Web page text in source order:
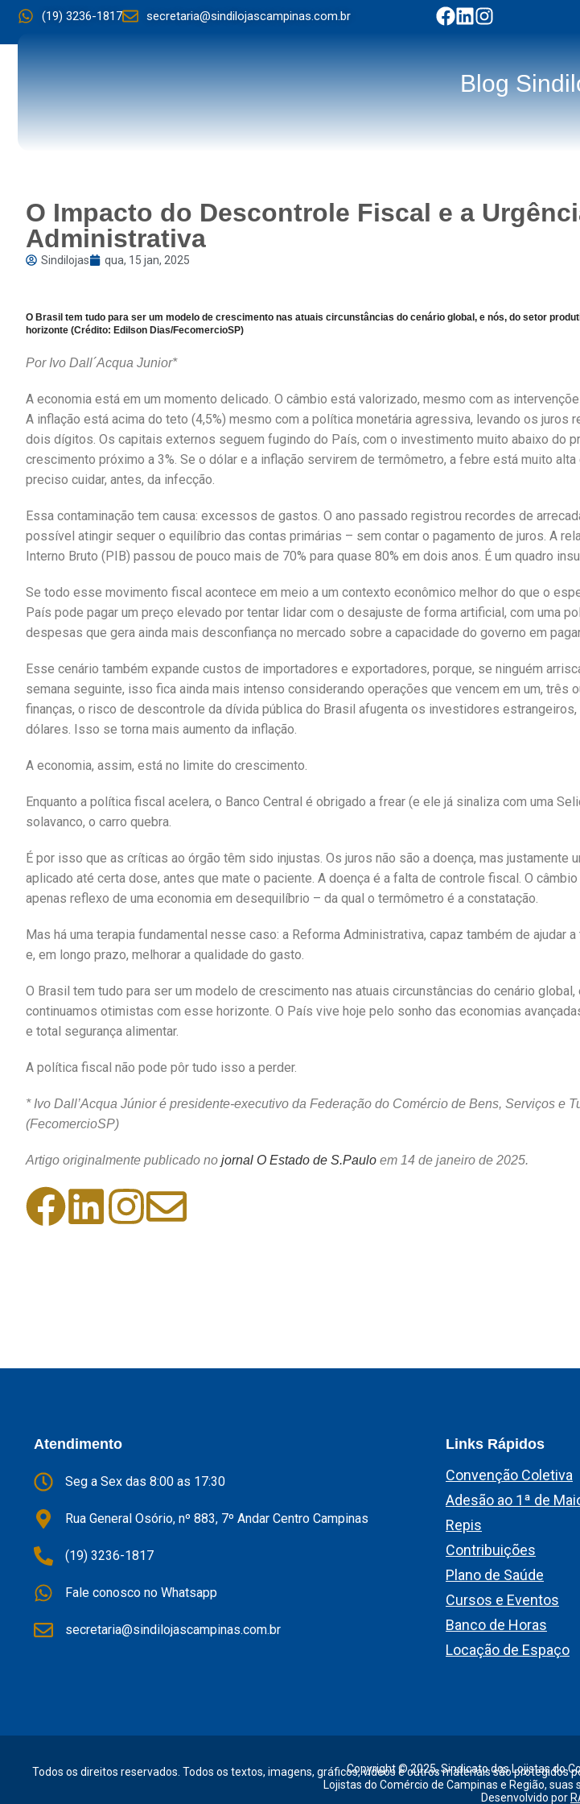
(19) 3236-1817 secretaria@sindilojascampinas.com.br
Blog
O Impacto do Descontrole Fiscal e a
Administrativa
Sindilojas qua, 15 jan, 2025
O Brasil tem tudo para ser um modelo de crescimento nas atuais circunstâncias do cenário global, e nós, do setor
horizonte (Crédito: Edilson Dias/FecomercioSP)
Por Ivo Dall´Acqua Junior*
A economia está em um momento delicado. O câmbio está valorizado, mesmo com as
A inflação está acima do teto (4,5%) mesmo com a política monetária agressiva, levando os juros
dois dígitos. Os capitais externos seguem fugindo do País, com o investimento muito abaixo do
crescimento próximo a 3%. Se o dólar e a inflação servirem de termômetro, a febre está muito
preciso cuidar, antes, da infecção.
Essa contaminação tem causa: excessos de gastos. O ano passado registrou recordes de
possível atingir sequer o equilíbrio das contas primárias – sem contar o pagamento de juros. A
Interno Bruto (PIB) passou de pouco mais de 70% para quase 80% em dois anos. É um quadro
Se todo esse movimento fiscal acontece em meio a um contexto econômico melhor do que o
País pode pagar um preço elevado por tentar lidar com o desajuste de forma artificial, com uma
despesas que gera ainda mais desconfiança no mercado sobre a capacidade do governo em
Esse cenário também expande custos de importadores e exportadores, porque, se ninguém
semana seguinte, isso fica ainda mais intenso considerando operações que vencem em um, três
finanças, o risco de descontrole da dívida pública do Brasil afugenta os investidores
dólares. Isso se torna mais aumento da inflação.
A economia, assim, está no limite do crescimento.
Enquanto a política fiscal acelera, o Banco Central é obrigado a frear (e ele já sinaliza com uma
solavanco, o carro quebra.
É por isso que as críticas ao órgão têm sido injustas. Os juros não são a doença, mas justamente
aplicado até certa dose, antes que mate o paciente. A doença é a falta de controle fiscal. O
apenas reflexo de uma economia em desequilíbrio – da qual o termômetro é a constatação.
Mas há uma terapia fundamental nesse caso: a Reforma Administrativa, capaz também de ajudar
e, em longo prazo, melhorar a qualidade do gasto.
O Brasil tem tudo para ser um modelo de crescimento nas atuais circunstâncias do cenário
continuamos otimistas com esse horizonte. O País vive hoje pelo sonho das economias
e total segurança alimentar.
A política fiscal não pode pôr tudo isso a perder.
* Ivo Dall’Acqua Júnior é presidente-executivo da Federação do Comércio de Bens, Serviços e
(FecomercioSP)
Artigo originalmente publicado no jornal O Estado de S.Paulo em 14 de janeiro de 2025.
Atendimento
Seg a Sex das 8:00 as 17:30
Rua General Osório, nº 883, 7º Andar Centro Campinas
(19) 3236-1817
Fale conosco no Whatsapp
secretaria@sindilojascampinas.com.br
Links Rápidos
Convenção Coletiva
Adesão ao 1ª de
Repis
Contribuições
Plano de Saúde
Cursos e Eventos
Banco de Horas
Locação de Espaço
Copyright © 2025, Sindicato dos Lojistas do
Todos os direitos reservados. Todos os textos, imagens, gráficos, vídeos e outros materiais são
Lojistas do Comércio de Campinas e Região, suas
Desenvolvido por